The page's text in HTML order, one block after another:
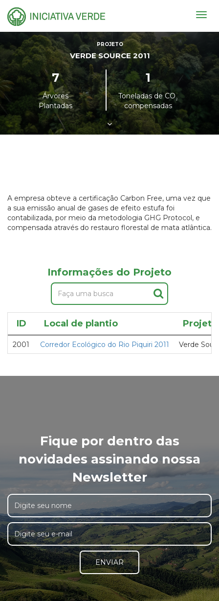
PROJETO
VERDE SOURCE 2011
7
Árvores
Plantadas
1
Toneladas de CO²
compensadas
A empresa obteve a certificação Carbon Free, uma vez que
a sua emissão anual de gases de efeito estufa foi
contabilizada, por meio da metodologia GHG Protocol, e
compensada através do restauro florestal de mata atlântica.
Informações do Projeto
ID Local de plantio Projeto
2001 Corredor Ecológico do Rio Piquiri 2011 Verde
Fique por dentro das
novidades assinando nossa
Newsletter
ENVIAR